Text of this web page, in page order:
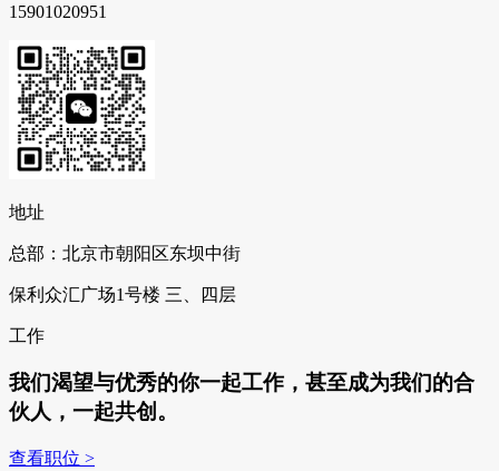
15901020951
地址
总部：北京市朝阳区东坝中街
保利众汇广场1号楼 三、四层
工作
我们渴望与优秀的你一起工作，甚至成为我们的合
伙人，一起共创。
查看职位 >